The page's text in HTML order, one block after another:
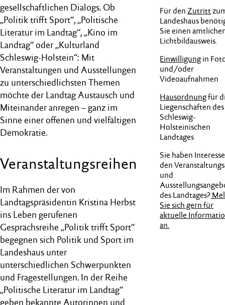
gesellschaftlichen Dialogs. Ob
„Politik trifft Sport“, „Politische
Literatur im Landtag“, „Kino im
Landtag“ oder „Kulturland
Schleswig-Holstein“: Mit
Veranstaltungen und Ausstellungen
zu unterschiedlichsten Themen
möchte der Landtag Austausch und
Miteinander anregen – ganz im
Sinne einer offenen und vielfältigen
Demokratie.
Veranstaltungsreihen
Im Rahmen der von
Landtagspräsidentin Kristina Herbst
ins Leben gerufenen
Gesprächsreihe „Politik trifft Sport“
begegnen sich Politik und Sport im
Landeshaus unter
unterschiedlichen Schwerpunkten
und Fragestellungen. In der Reihe
„Politische Literatur im Landtag“
geben bekannte Autorinnen und
Für den Zutritt
Landeshaus
Sie einen
Lichtbildausweis.
Einwilligungin
und/oder
Videoaufnahmen
Hausordnungfür
Liegenschaften des
Schleswig-
Holsteinischen
Landtages
Sie haben
den
und
des Landtages?
Sie sich gern für
aktuelle
an.